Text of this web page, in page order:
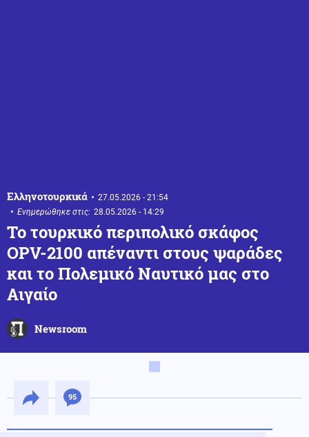
Ελληνοτουρκικά
27.05.2026 - 21:54
Ενημερώθηκε στις: 28.05.2026 - 14:29
Το τουρκικό περιπολικό σκάφος
OPV-2100 απέναντι στους ψαράδες
και το Πολεμικό Ναυτικό μας στο
Αιγαίο
Newsroom
95